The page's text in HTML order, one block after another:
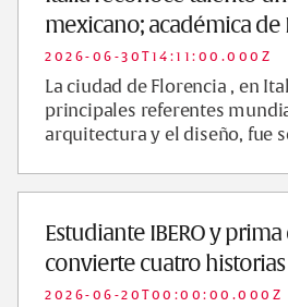
mexicano; académica de
representa …
2026-06-30T14:11:00.000Z
La ciudad de Florencia , en
principales referentes
arquitectura y el diseño, fue
Estudiante IBERO y
convierte cuatro historias
pr…
2026-06-20T00:00:00.000Z